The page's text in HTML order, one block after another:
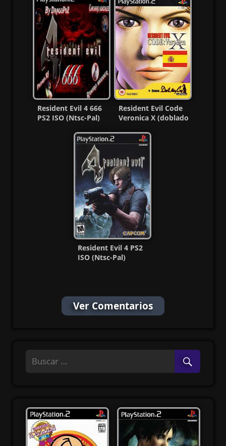
Resident Evil 4 666
PS2 ISO (Ntsc-Pal)
Resident Evil Code
Veronica X (doblado
Iso
Resident Evil 4 PS2
ISO (Ntsc-Pal)
Ver Comentarios